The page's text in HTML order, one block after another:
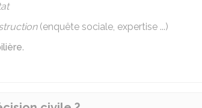
(enquête sociale, expertise ...)
.